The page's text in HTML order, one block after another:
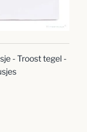
- Troost tegel -